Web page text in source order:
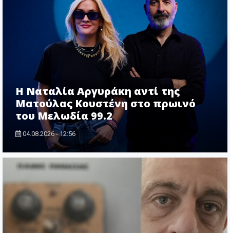
Η Ναταλία Αργυράκη αντί της
Ματούλας Κουστένη στο πρωινό
του Μελωδία 99.2
04.08.2026 - 12:56